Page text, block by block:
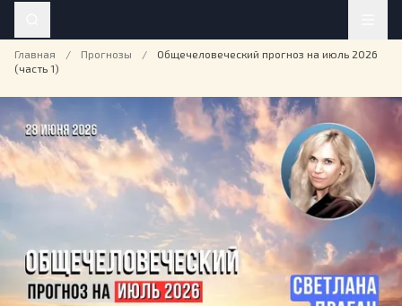
Главная / Прогнозы /
Общечеловеческий прогноз на июль 2026
(часть 1)